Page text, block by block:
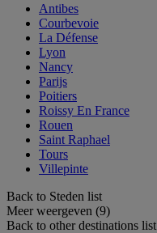
Antibes
Courbevoie
La Défense
Lyon
Nancy
Parijs
Poitiers
Roissy En France
Rouen
Saint Raphael
Tours
Villepinte
Back to Steden list
Meer weergeven (9)
Back to other destinations list